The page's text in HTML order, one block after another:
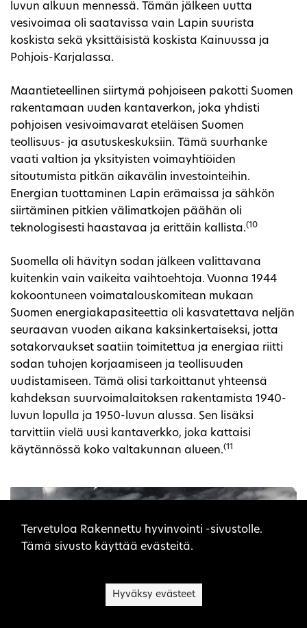
luvun alkuun mennessä. Tämän jälkeen uutta
vesivoimaa oli saatavissa vain Lapin suurista
koskista sekä yksittäisistä koskista Kainuussa ja
Pohjois-Karjalassa.
Maantieteellinen siirtymä pohjoiseen pakotti Suomen
rakentamaan uuden kantaverkon, joka yhdisti
pohjoisen vesivoimavarat eteläisen Suomen
teollisuus- ja asutuskeskuksiin. Tämä suurhanke
vaati valtion ja yksityisten voimayhtiöiden
sitoutumista pitkän aikavälin investointeihin.
Energian tuottaminen Lapin erämaissa ja sähkön
siirtäminen pitkien välimatkojen päähän oli
teknologisesti haastavaa ja erittäin kallista.(10
Suomella oli hävityn sodan jälkeen valittavana
kuitenkin vain vaikeita vaihtoehtoja. Vuonna 1944
kokoontuneen voimatalouskomitean mukaan
Suomen energiakapasiteettia oli kasvatettava neljän
seuraavan vuoden aikana kaksinkertaiseksi, jotta
sotakorvaukset saatiin toimitettua ja energiaa riitti
sodan tuhojen korjaamiseen ja teollisuuden
uudistamiseen. Tämä olisi tarkoittanut yhteensä
kahdeksan suurvoimalaitoksen rakentamista 1940-
luvun lopulla ja 1950-luvun alussa. Sen lisäksi
tarvittiin vielä uusi kantaverkko, joka kattaisi
käytännössä koko valtakunnan alueen.(11
Sivuston evästeet
Tervetuloa Rakennettu hyvinvointi -sivustolle.
Tämä sivusto käyttää evästeitä.
Hyväksy evästeet